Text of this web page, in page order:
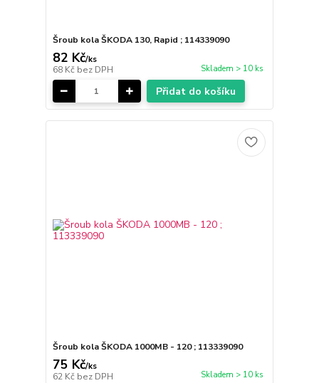
Šroub kola ŠKODA 130, Rapid ; 114339090
82 Kč/ks
68 Kč bez DPH Skladem > 10 ks
Přidat do košíku
Šroub kola ŠKODA 1000MB - 120 ; 113339090
75 Kč/ks
62 Kč bez DPH Skladem > 10 ks